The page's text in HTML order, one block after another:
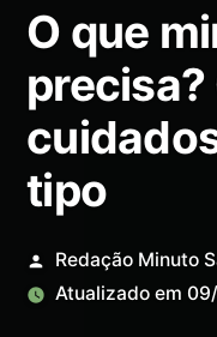
O que
tipo
Redação Minuto
Atualizado em